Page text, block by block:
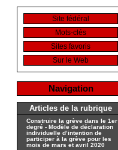
Site fédéral
Mots-clés
Sites favoris
Sur le Web
Navigation
Articles de la rubrique
Construire la grève dans le 1er
degré - Modèle de déclaration
individuelle d’intention de
participer à la grève pour les
mois de mars et avril 2020